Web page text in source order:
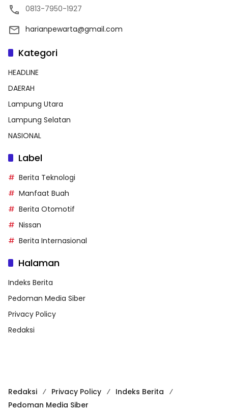
0813-7950-1927
harianpewarta@gmail.com
Kategori
HEADLINE
DAERAH
Lampung Utara
Lampung Selatan
NASIONAL
Label
Berita Teknologi
Manfaat Buah
Berita Otomotif
Nissan
Berita Internasional
Halaman
Indeks Berita
Pedoman Media Siber
Privacy Policy
Redaksi
Redaksi Privacy Policy
Indeks Berita
Pedoman Media Siber